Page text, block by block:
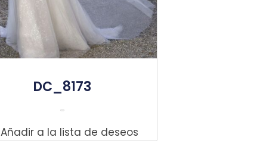
DC_8173
Añadir a la lista de deseos